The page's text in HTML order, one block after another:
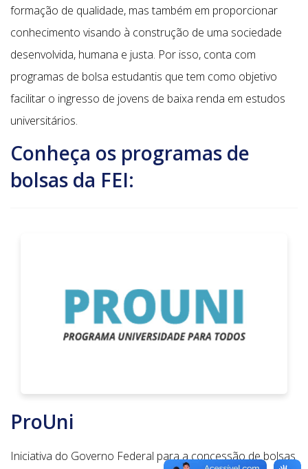
formação de qualidade, mas também em proporcionar
conhecimento visando à construção de uma sociedade
desenvolvida, humana e justa. Por isso, conta com
programas de bolsa estudantis que tem como objetivo
facilitar o ingresso de jovens de baixa renda em estudos
universitários.
Conheça os programas de
bolsas da FEI:
ProUni
Iniciativa do Governo Federal para a concessão de bolsas